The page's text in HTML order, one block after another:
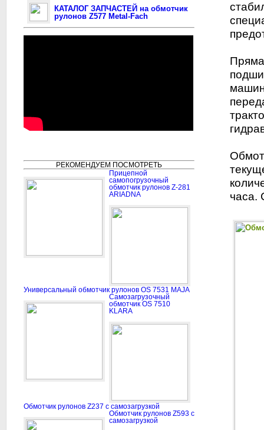
часа.
КАТАЛОГ ЗАПЧАСТЕЙ на обмотчик
рулонов Z577 Metal-Fach
РЕКОМЕНДУЕМ ПОСМОТРЕТЬ
Прицепной
самопогрузочный
обмотчик рулонов Z-281
ARIADNA
Универсальный обмотчик рулонов OS 7531 MAJA
Самозагрузочный
обмотчик OS 7510
KLARA
Обмотчик рулонов Z237 с самозагрузкой
Обмотчик рулонов Z593 с
самозагрузкой